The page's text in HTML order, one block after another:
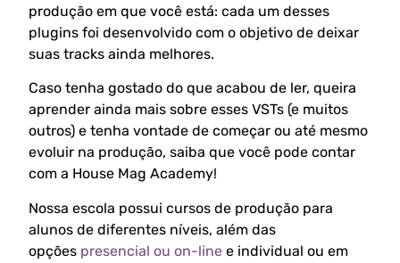
produção em que você está: cada um desses
plugins foi desenvolvido com o objetivo de deixar
suas tracks ainda melhores.
Caso tenha gostado do que acabou de ler, queira
aprender ainda mais sobre esses VSTs (e muitos
outros) e tenha vontade de começar ou até mesmo
evoluir na produção, saiba que você pode contar
com a House Mag Academy!
Nossa escola possui cursos de produção para
alunos de diferentes níveis, além das
opções presencial ou on-line e individual ou em